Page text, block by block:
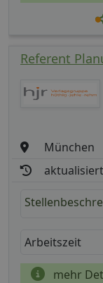
Referent
München
Arbeitszeit
mehr